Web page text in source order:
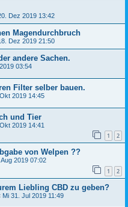
Dez 2019 13:42
Magendurchbruch
Dez 2019 21:50
andere Sachen.
03:54
Filter selber bauen.
2019 14:45
und Tier
2019 14:41
1 2
von Welpen ??
Aug 2019 07:02
1 2
Liebling CBD zu geben?
Mi 31. Jul 2019 11:49